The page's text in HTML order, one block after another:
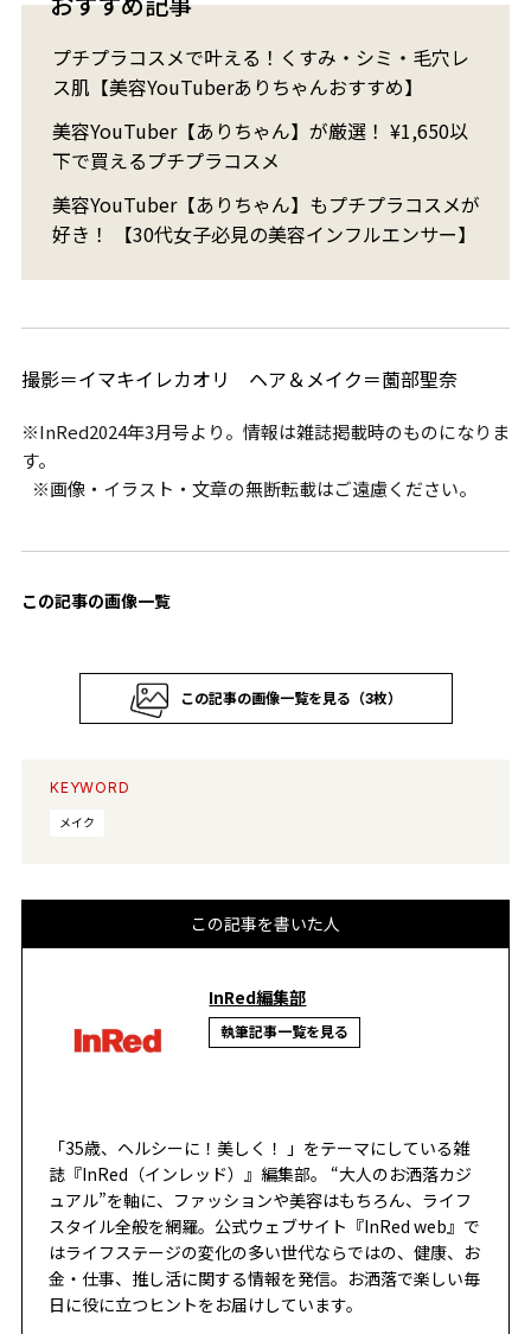
プチプラコスメで叶える！くすみ・シミ・毛穴レ
ス肌【美容YouTuberありちゃんおすすめ】
美容YouTuber【ありちゃん】が厳選！ ¥1,650以
下で買えるプチプラコスメ
美容YouTuber【ありちゃん】もプチプラコスメが
好き！ 【30代女子必見の美容インフルエンサー】
撮影＝イマキイレカオリ ヘア＆メイク＝薗部聖奈
※InRed2024年3月号より。情報は雑誌掲載時のものになりま
す。
※画像・イラスト・文章の無断転載はご遠慮ください。
この記事の画像一覧
この記事の画像一覧を見る（3枚）
KEYWORD
メイク
この記事を書いた人
InRed編集部
執筆記事一覧を見る
「35歳、ヘルシーに！美しく！ 」をテーマにしている雑
誌『InRed（インレッド）』編集部。 “大人のお洒落カジ
ュアル”を軸に、ファッションや美容はもちろん、ライフ
スタイル全般を網羅。公式ウェブサイト『InRed web』で
はライフステージの変化の多い世代ならではの、健康、お
金・仕事、推し活に関する情報を発信。お洒落で楽しい毎
日に役に立つヒントをお届けしています。